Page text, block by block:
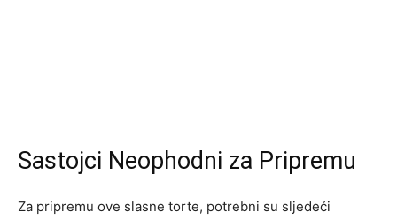
Sastojci Neophodni za Pripremu
Za pripremu ove slasne torte, potrebni su sljedeći